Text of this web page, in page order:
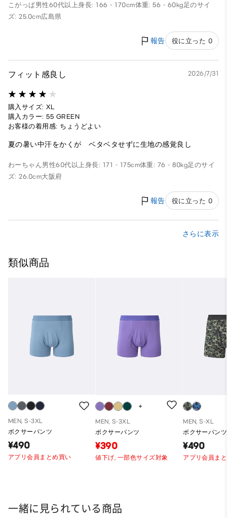
こがっぱ男性60代以上身長: 166 - 170cm体重: 56 - 60kg足のサイ
ズ: 25.0cm広島県
報告 役に立った 0
フィット感良し 2026/7/31
購入サイズ: XL
購入カラー: 55 GREEN
お客様の着用感: ちょうどよい
夏の暑い中汗をかくが ベタベタせずに生地の感覚良し
わーちゃん男性60代以上身長: 171 - 175cm体重: 76 - 80kg足のサイ
ズ: 26.0cm大阪府
報告 役に立った 0
さらに表示
類似商品
MEN, S-3XL
ボクサーパンツ
¥490
アプリ会員まとめ買い
MEN, S-3XL
ボクサーパンツ
¥390
値下げ, 一部色サイズ対象
MEN, S-XL
ボクサーパン
¥490
アプリ会員ま
一緒に見られている商品